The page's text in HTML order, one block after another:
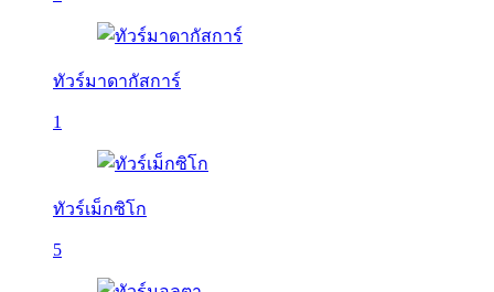
ทัวร์มาดากัสการ์
1
ทัวร์เม็กซิโก
5